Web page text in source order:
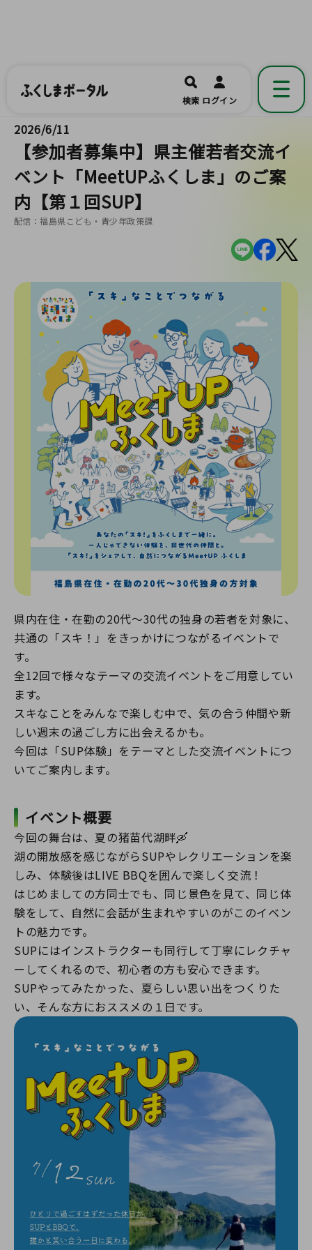
福島県公式の地域情報ポータルアプリ
開く
検索 ログイン
2026/6/11
【参加者募集中】県主催若者交流イ
ベント「MeetUPふくしま」のご案
内【第１回SUP】
配信：福島県こども・青少年政策課
県内在住・在勤の20代〜30代の独身の若者を対象に、
共通の「スキ！」をきっかけにつながるイベントで
す。
全12回で様々なテーマの交流イベントをご用意してい
ます。
スキなことをみんなで楽しむ中で、気の合う仲間や新
しい週末の過ごし方に出会えるかも。
今回は「SUP体験」をテーマとした交流イベントにつ
いてご案内します。
イベント概要
今回の舞台は、夏の猪苗代湖畔🛶
湖の開放感を感じながらSUPやレクリエーションを楽
しみ、体験後はLIVE BBQを囲んで楽しく交流！
はじめましての方同士でも、同じ景色を見て、同じ体
験をして、自然に会話が生まれやすいのがこのイベン
トの魅力です。
SUPにはインストラクターも同行して丁寧にレクチャ
ーしてくれるので、初心者の方も安心できます。
SUPやってみたかった、夏らしい思い出をつくりた
い、そんな方におススメの１日です。